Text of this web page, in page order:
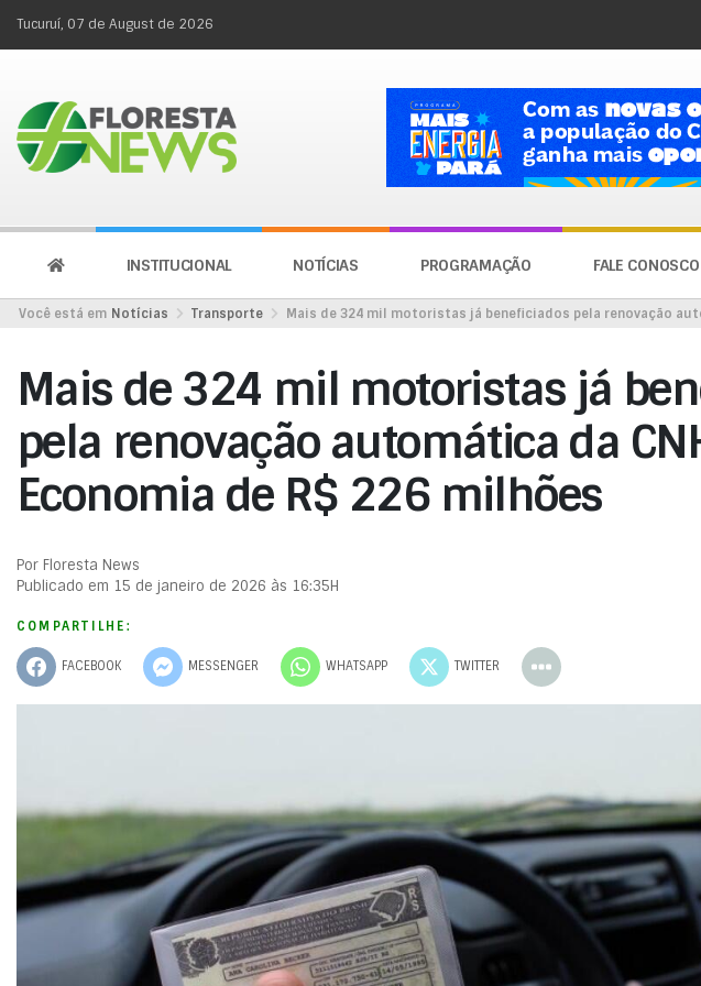
Tucuruí, 07 de August de 2026
INSTITUCIONAL NOTÍCIAS PROGRAMAÇÃO FALE CONOSCO
Você está em Notícias Transporte Mais de 324 mil motoristas já beneficiados pela renovação
Mais de 324 mil motoristas já
pela renovação automática da
Economia de R$ 226 milhões
Por Floresta News
Publicado em 15 de janeiro de 2026 às 16:35H
COMPARTILHE:
FACEBOOK MESSENGER WHATSAPP TWITTER